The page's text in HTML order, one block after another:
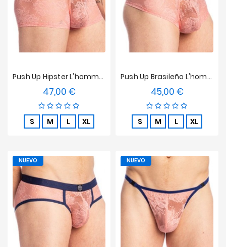
Push Up Hipster L'homme Invisible - Ereván
47,00 €Precio
S M L XL
Push Up Brasileño L'homme Invisible - Ereván
45,00 €Precio
S M L XL
NUEVO NUEVO